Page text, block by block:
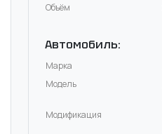
Объём
Автомобиль:
Марка
Модель
Модификация